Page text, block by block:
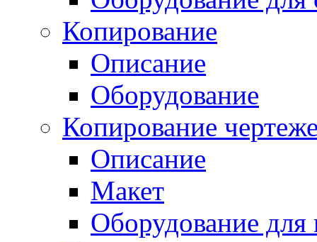
Копирование
Описание
Оборудование
Копирование
Описание
Макет
Оборудование для